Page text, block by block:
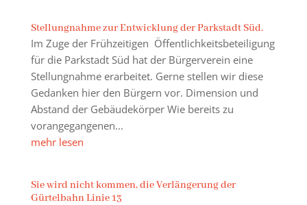
Stellungnahme zur Entwicklung der Parkstadt Süd.
Im Zuge der Frühzeitigen Öffentlichkeitsbeteiligung
für die Parkstadt Süd hat der Bürgerverein eine
Stellungnahme erarbeitet. Gerne stellen wir diese
Gedanken hier den Bürgern vor. Dimension und
Abstand der Gebäudekörper Wie bereits zu
vorangegangenen...
mehr lesen
Sie wird nicht kommen, die Verlängerung der
Gürtelbahn Linie 13